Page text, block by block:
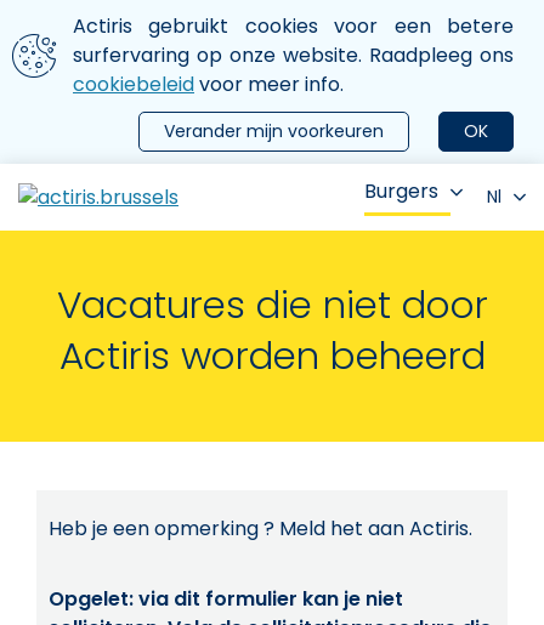
Aller au contenu principal
We gebruiken cookies
Actiris gebruikt cookies voor een betere
surfervaring op onze website. Raadpleeg ons
cookiebeleidvoor meer info.
OK
Verander mijn voorkeuren
le menu
Burgers Nl
Vacatures die niet door
Actiris worden beheerd
Heb je een opmerking ? Meld het aan Actiris.
Opgelet: via dit formulier kan je niet